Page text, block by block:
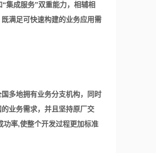
集成服务”双重能力，相辅相
既满足可快速构建的业务应用需
多地拥有业务分支机构，同时
业务需求，并且坚持原厂交
功率,使整个开发过程更加标准